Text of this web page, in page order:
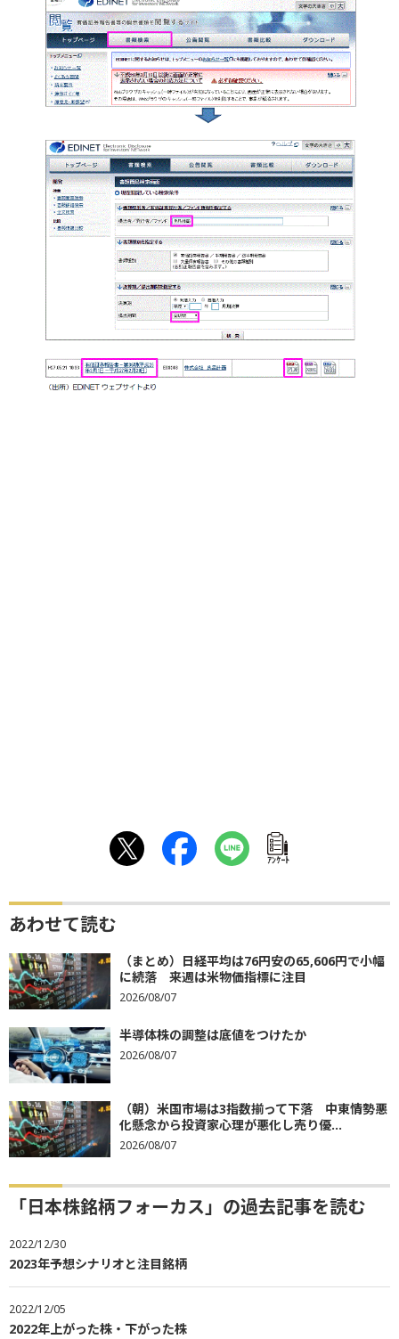
ｱﾝｹｰﾄ
あわせて読む
（まとめ）日経平均は76円安の65,606円で小幅
に続落 来週は米物価指標に注目
2026/08/07
半導体株の調整は底値をつけたか
2026/08/07
（朝）米国市場は3指数揃って下落 中東情勢悪
化懸念から投資家心理が悪化し売り優...
2026/08/07
「日本株銘柄フォーカス」の過去記事を読む
2022/12/30
2023年予想シナリオと注目銘柄
2022/12/05
2022年上がった株・下がった株